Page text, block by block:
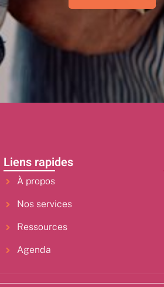
Liens rapides
À propos
Nos services
Ressources
Agenda